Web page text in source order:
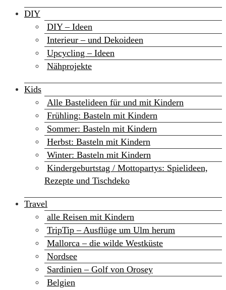
DIY
DIY – Ideen
Interieur – und Dekoideen
Upcycling – Ideen
Nähprojekte
Kids
Alle Bastelideen für und mit Kindern
Frühling: Basteln mit Kindern
Sommer: Basteln mit Kindern
Herbst: Basteln mit Kindern
Winter: Basteln mit Kindern
Kindergeburtstag / Mottopartys: Spielideen,
Rezepte und Tischdeko
Travel
alle Reisen mit Kindern
TripTip – Ausflüge um Ulm herum
Mallorca – die wilde Westküste
Nordsee
Sardinien – Golf von Orosey
Belgien